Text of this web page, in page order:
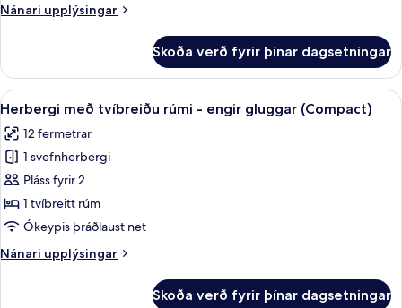
(Compact)
Nánari upplýsingar
Nánari
með
tvíbreiðu
rúmi
(Compact)
Skoða verð fyrir þínar dagsetningar
Skoða
allar
myndir
fyrir
Herbergi
með
tvíbreiðu
-
Myrkratjöld/-gardínur, ókeypis
4
Herbergi með tvíbreiðu rúmi - engir gluggar (Compact)
12 fermetrar
1 svefnherbergi
Pláss fyrir 2
1 tvíbreitt rúm
Ókeypis þráðlaust net
Nánari upplýsingar
Nánari
Skoða verð fyrir þínar dagsetningar